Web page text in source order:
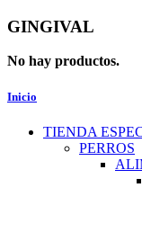
GINGIVAL
No hay productos.
Inicio
TIENDA
PERROS